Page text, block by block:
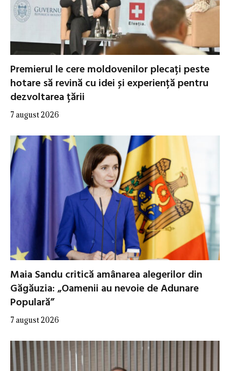
Premierul le cere moldovenilor plecați peste
hotare să revină cu idei și experiență pentru
dezvoltarea țării
7 august 2026
Maia Sandu critică amânarea alegerilor din
Găgăuzia: „Oamenii au nevoie de Adunare
Populară”
7 august 2026